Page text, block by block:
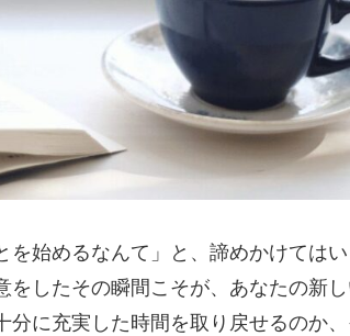
を始めるなんて」と、諦めかけては
をしたその瞬間こそが、あなたの新
分に充実した時間を取り戻せるのか